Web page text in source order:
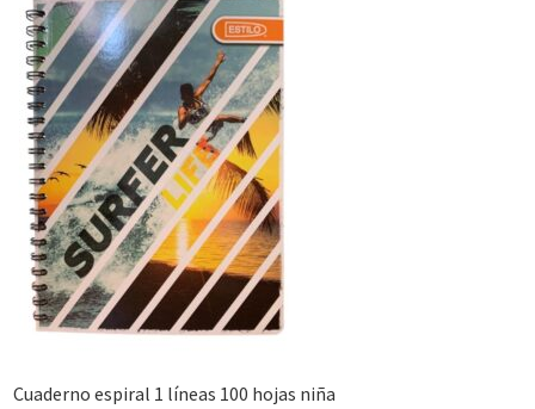
Cuaderno espiral 1 líneas 100 hojas niña